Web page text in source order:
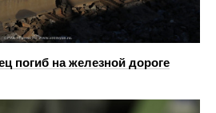
погиб на железной дороге